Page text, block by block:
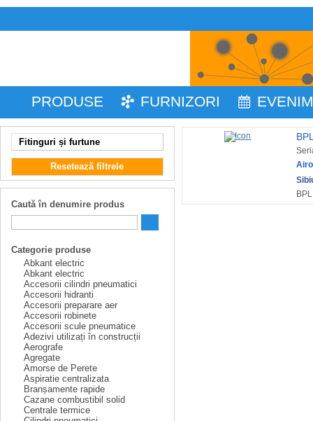
PRODUSE FURNIZORI
Fitinguri și furtune
Resetează filtrele
Caută în denumire produs
Categorie produse
Abkant electric
Abkant electric
Accesorii cilindri pneumatici
Accesorii hidranti
Accesorii preparare aer
Accesorii robinete
Accesorii scule pneumatice
Adezivi utilizați în construcții
Aerografe
Agregate
Amorse de Perete
Aspiratie centralizata
Branșamente rapide
Cazane combustibil solid
Centrale termice